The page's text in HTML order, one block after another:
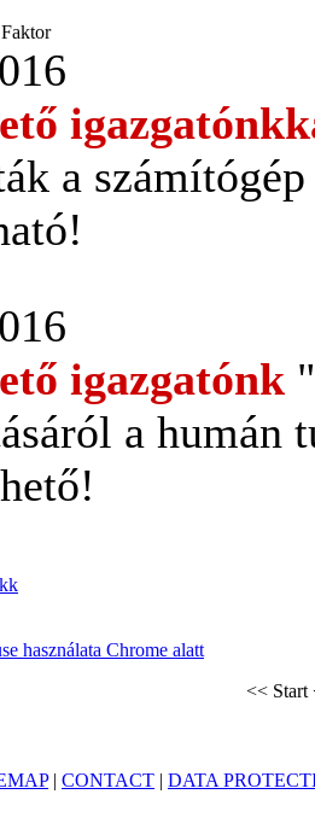
a
igazgatónk
a humán
használata Chrome alatt
<< Start
| CONTACT | DATA